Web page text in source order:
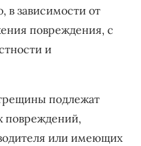
в зависимости от
повреждения‚ с
и
подлежат
повреждений‚
или имеющих